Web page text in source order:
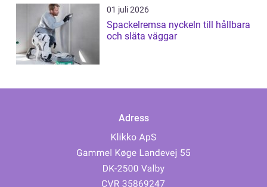
01 juli 2026
Spackelremsa nyckeln till hållbara
och släta väggar
Adress